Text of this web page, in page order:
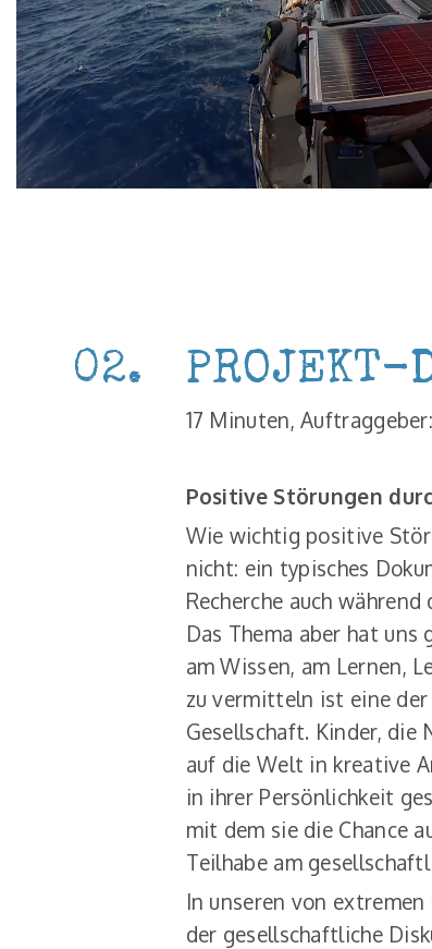
02. PROJEKT-
17 Minuten,
Positive Störungen
Wie wichtig positive
nicht: ein typisches
Recherche auch
Das Thema aber hat uns
am Wissen, am Lernen,
zu vermitteln ist eine
Gesellschaft. Kinder, die
auf die Welt in kreative
in ihrer Persönlichkeit
mit dem sie die Chance
Teilhabe am
In unseren von
der gesellschaftliche